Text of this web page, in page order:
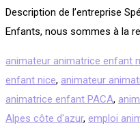
Description de l’entreprise
Enfants, nous sommes à la
animateur animatrice enfant
enfant nice, animateur
animatrice enfant PACA,
Alpes côte d'azur, emploi